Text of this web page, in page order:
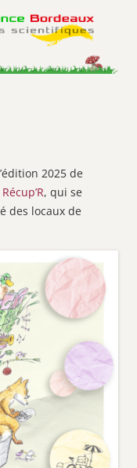
2025 de
, qui se
des locaux de